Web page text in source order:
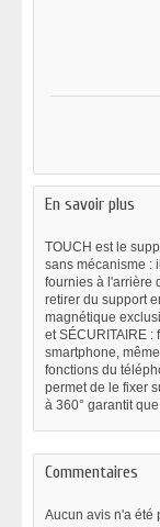
En savoir plus
TOUCH est le
sans mécanisme :
fournies à l'arrière
retirer du support
magnétique
et SÉCURITAIRE :
smartphone,
fonctions du
permet de le fixer
à 360° garantit
Commentaires
Aucun avis n'a été